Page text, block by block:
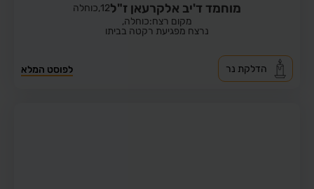
מוחמד ד'יב אלקרעאן ז"ל12, כוחלה
מקום רצח:כוחלה,
נרצח מפגיעת רקטה בביתו
לפוסט המלא הדלקת נר